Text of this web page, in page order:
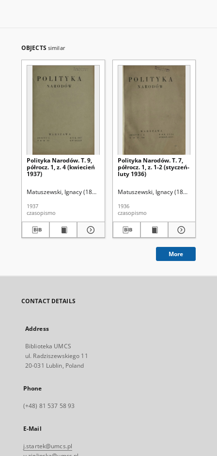
OBJECTS similar
Polityka Narodów. T. 9,
półrocz. 1, z. 4 (kwiecień
1937)
Matuszewski, Ignacy (1891-1946). Red.
1937
czasopismo
Polityka Narodów. T. 7,
półrocz. 1, z. 1-2 (styczeń-
luty 1936)
Matuszewski, Ignacy (1891-1946).
1936
czasopismo
More
CONTACT DETAILS
Address
Biblioteka UMCS
ul. Radziszewskiego 11
20-031 Lublin, Poland
Phone
(+48) 81 537 58 93
E-Mail
j.startek@umcs.pl